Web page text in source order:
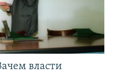
власти